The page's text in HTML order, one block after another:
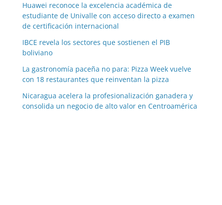
Huawei reconoce la excelencia académica de
estudiante de Univalle con acceso directo a examen
de certificación internacional
IBCE revela los sectores que sostienen el PIB
boliviano
La gastronomía paceña no para: Pizza Week vuelve
con 18 restaurantes que reinventan la pizza
Nicaragua acelera la profesionalización ganadera y
consolida un negocio de alto valor en Centroamérica